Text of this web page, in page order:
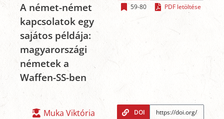
A német-német
kapcsolatok egy
sajátos példája:
magyarországi
németek a
Waffen-SS-ben
59-80
PDF letöltése
Muka Viktória
DOI